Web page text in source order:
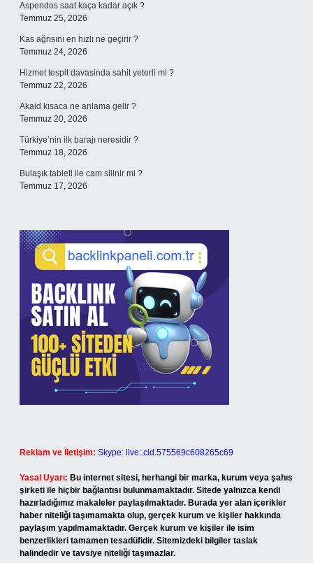
Aspendos saat kaça kadar açık ?
Temmuz 25, 2026
Kas ağrısını en hızlı ne geçirir ?
Temmuz 24, 2026
Hizmet tespit davasinda sahit yeterli mi ?
Temmuz 22, 2026
Akaid kısaca ne anlama gelir ?
Temmuz 20, 2026
Türkiye’nin ilk barajı neresidir ?
Temmuz 18, 2026
Bulaşık tableti ile cam silinir mi ?
Temmuz 17, 2026
Reklam ve İletişim: Skype: live:.cid.575569c608265c69
Yasal Uyarı: Bu internet sitesi, herhangi bir marka, kurum veya şahıs
şirketi ile hiçbir bağlantısı bulunmamaktadır. Sitede yalnızca kendi
hazırladığımız makaleler paylaşılmaktadır. Burada yer alan içerikler
haber niteliği taşımamakta olup, gerçek kurum ve kişiler hakkında
paylaşım yapılmamaktadır. Gerçek kurum ve kişiler ile isim
benzerlikleri tamamen tesadüfidir. Sitemizdeki bilgiler taslak
halindedir ve tavsiye niteliği taşımazlar.